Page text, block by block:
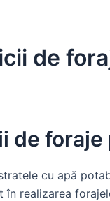
de
de
cu apă
în realizarea